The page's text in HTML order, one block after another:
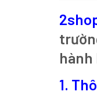
hành
1.